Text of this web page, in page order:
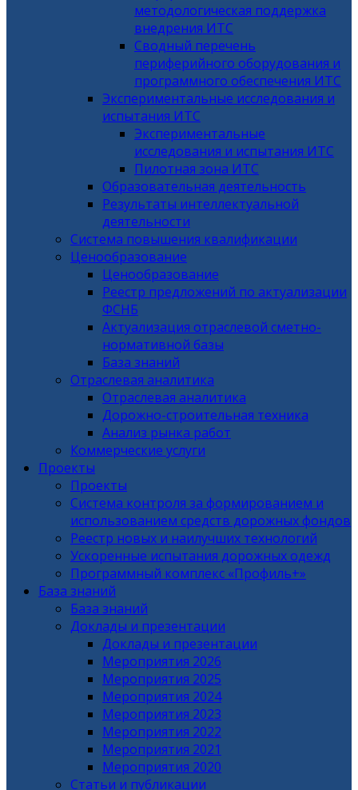
методологическая поддержка
внедрения ИТС
Сводный перечень
периферийного оборудования и
программного обеспечения ИТС
Экспериментальные исследования и
испытания ИТС
Экспериментальные
исследования и испытания ИТС
Пилотная зона ИТС
Образовательная деятельность
Результаты интеллектуальной
деятельности
Система повышения квалификации
Ценообразование
Ценообразование
Реестр предложений по актуализации
ФСНБ
Актуализация отраслевой сметно-
нормативной базы
База знаний
Отраслевая аналитика
Отраслевая аналитика
Дорожно-строительная техника
Анализ рынка работ
Коммерческие услуги
Проекты
Проекты
Система контроля за формированием и
использованием средств дорожных фондов
Реестр новых и наилучших технологий
Ускоренные испытания дорожных одежд
Программный комплекс «Профиль+»
База знаний
База знаний
Доклады и презентации
Доклады и презентации
Мероприятия 2026
Мероприятия 2025
Мероприятия 2024
Мероприятия 2023
Мероприятия 2022
Мероприятия 2021
Мероприятия 2020
Статьи и публикации